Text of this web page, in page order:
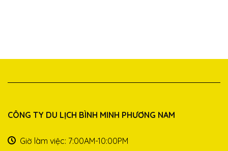
CÔNG TY DU LỊCH BÌNH MINH PHƯƠNG NAM
Giờ làm việc: 7:00AM-10:00PM